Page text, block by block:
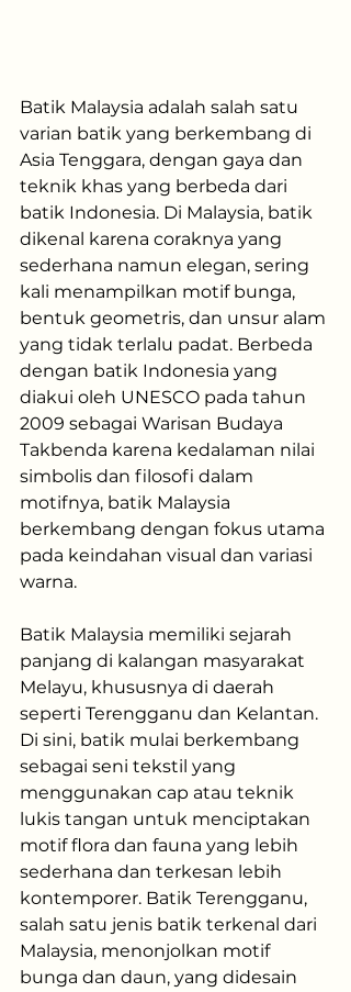
Batik Malaysia adalah salah satu
varian batik yang berkembang di
Asia Tenggara, dengan gaya dan
teknik khas yang berbeda dari
batik Indonesia. Di Malaysia, batik
dikenal karena coraknya yang
sederhana namun elegan, sering
kali menampilkan motif bunga,
bentuk geometris, dan unsur alam
yang tidak terlalu padat. Berbeda
dengan batik Indonesia yang
diakui oleh UNESCO pada tahun
2009 sebagai Warisan Budaya
Takbenda karena kedalaman nilai
simbolis dan filosofi dalam
motifnya, batik Malaysia
berkembang dengan fokus utama
pada keindahan visual dan variasi
warna.
Batik Malaysia memiliki sejarah
panjang di kalangan masyarakat
Melayu, khususnya di daerah
seperti Terengganu dan Kelantan.
Di sini, batik mulai berkembang
sebagai seni tekstil yang
menggunakan cap atau teknik
lukis tangan untuk menciptakan
motif flora dan fauna yang lebih
sederhana dan terkesan lebih
kontemporer. Batik Terengganu,
salah satu jenis batik terkenal dari
Malaysia, menonjolkan motif
bunga dan daun, yang didesain